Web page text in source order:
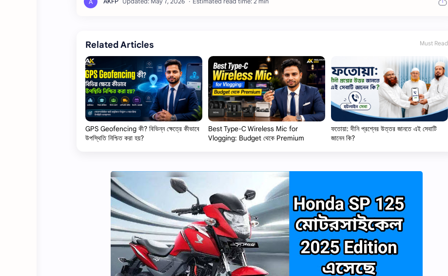
Related Articles Must Read
GPS Geofencing কী? বিভিন্ন ক্ষেত্রে কীভাবে
উপস্থিতি নিশ্চিত করা হয়?
Best Type-C Wireless Mic for
Vlogging: Budget থেকে Premium
ফতোয়া: দীনি প্রশ্নের উত্তর জানতে এই সেবাটি
জানেন কি?